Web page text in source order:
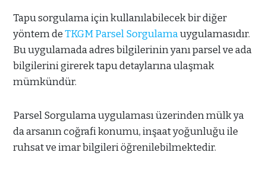
Tapu sorgulama için kullanılabilecek bir diğer
yöntem deTKGM Parsel Sorgulamauygulamasıdır.
Bu uygulamada adres bilgilerinin yanı parsel ve ada
bilgilerini girerek tapu detaylarına ulaşmak
mümkündür.
Parsel Sorgulama uygulaması üzerinden mülk ya
da arsanın coğrafi konumu, inşaat yoğunluğu ile
ruhsat ve imar bilgileri öğrenilebilmektedir.